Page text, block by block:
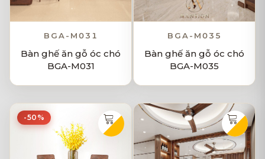
BGA-M031
Bàn ghế ăn gỗ óc chó
BGA-M031
BGA-M035
Bàn ghế ăn gỗ óc chó
BGA-M035
-50%